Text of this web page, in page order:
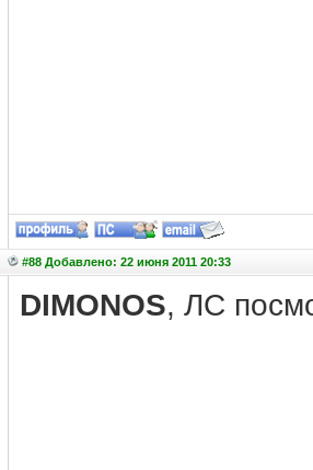
#88 Добавлено: 22 июня 2011 20:33
DIMONOS, ЛС